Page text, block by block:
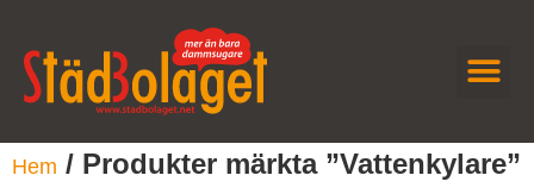
Hem / Produkter märkta ”Vattenkylare”